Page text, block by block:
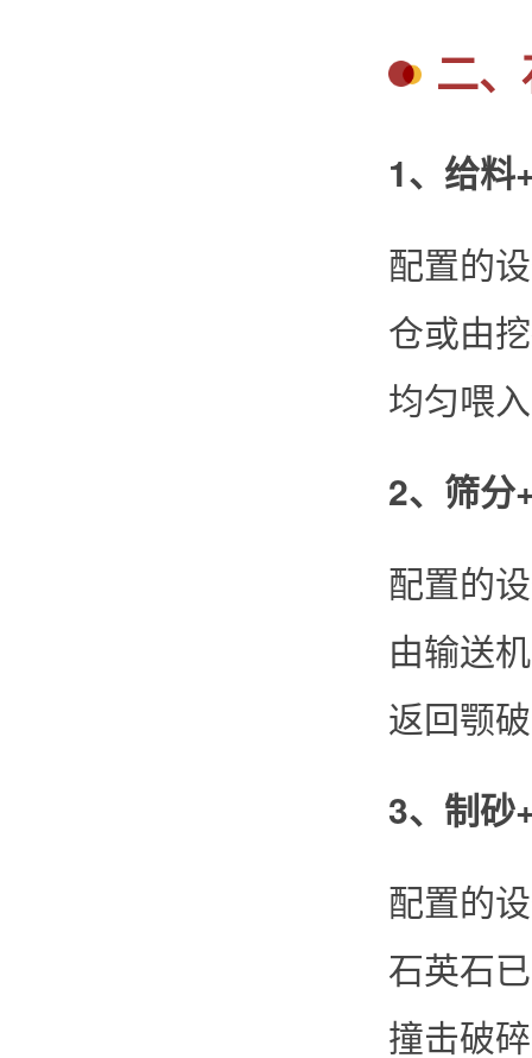
二
1、给料
配置的
仓或由
均匀喂
2、筛分
配置的
由输送
返回颚
3、制砂
配置的
石英石
撞击破